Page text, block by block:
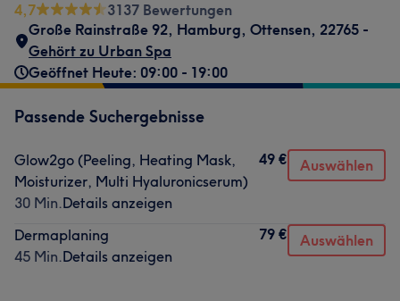
4,7
3137 Bewertungen
Große Rainstraße 92, Hamburg, Ottensen, 22765 -
Gehört zu Urban Spa
Geöffnet Heute: 09:00 - 19:00
Passende Suchergebnisse
Glow2go (Peeling, Heating Mask,
Moisturizer, Multi Hyaluronicserum)
30 Min.Details anzeigen
49 € Auswählen
Dermaplaning
45 Min.Details anzeigen
79 € Auswählen